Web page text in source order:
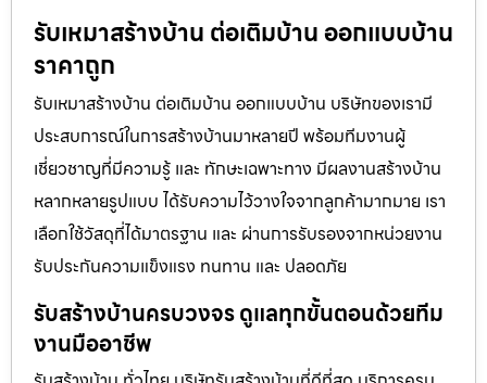
รับเหมาสร้างบ้าน ต่อเติมบ้าน ออกแบบบ้าน
ราคาถูก
รับเหมาสร้างบ้าน ต่อเติมบ้าน ออกแบบบ้าน บริษัทของเรามี
ประสบการณ์ในการสร้างบ้านมาหลายปี พร้อมทีมงานผู้
เชี่ยวชาญที่มีความรู้ และ ทักษะเฉพาะทาง มีผลงานสร้างบ้าน
หลากหลายรูปแบบ ได้รับความไว้วางใจจากลูกค้ามากมาย เรา
เลือกใช้วัสดุที่ได้มาตรฐาน และ ผ่านการรับรองจากหน่วยงาน
รับประกันความแข็งแรง ทนทาน และ ปลอดภัย
รับสร้างบ้านครบวงจร ดูแลทุกขั้นตอนด้วยทีม
งานมืออาชีพ